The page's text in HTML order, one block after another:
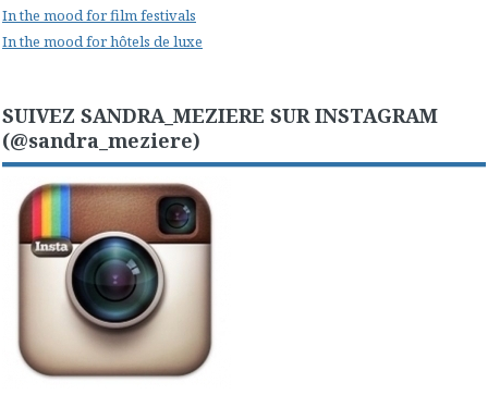
In the mood for film festivals
In the mood for hôtels de luxe
SUIVEZ SANDRA_MEZIERE SUR INSTAGRAM
(@sandra_meziere)